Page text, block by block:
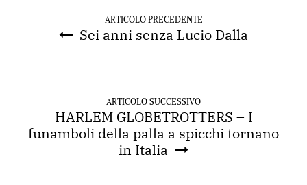
ARTICOLO PRECEDENTE
Sei anni senza Lucio Dalla
ARTICOLO SUCCESSIVO
HARLEM GLOBETROTTERS – I
funamboli della palla a spicchi tornano
in Italia